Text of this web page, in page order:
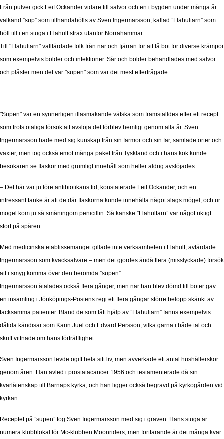
Från pulver gick Leif Ockander vidare till salvor och en i bygden under många år
välkänd ”sup” som tillhandahölls av Sven Ingermarsson, kallad ”Flahultarn” som
höll till i en stuga i Flahult strax utanför Norrahammar.
Till "Flahultarn" vallfärdade folk från när och fjärran för att få bot för diverse krämpor
som exempelvis bölder och infektioner. Sår och bölder behandlades med salvor
och plåster men det var "supen" som var det mest efterfrågade.
"Supen" var en synnerligen illasmakande vätska som framställdes efter ett recept
som trots otaliga försök att avslöja det förblev hemligt genom alla år. Sven
Ingermarsson hade med sig kunskap från sin farmor och sin far, samlade örter och
växter, men tog också emot många paket från Tyskland och i hans kök kunde
besökaren se flaskor med grumligt innehåll som heller aldrig avslöjades.
– Det här var ju före antibiotikans tid, konstaterade Leif Ockander, och en
intressant tanke är att de där flaskorna kunde innehålla något slags mögel, och ur
mögel kom ju så småningom penicillin. Så kanske ”Flahultarn” var något riktigt
stort på spåren…
Med medicinska etablissemanget gillade inte verksamheten i Flahult, avfärdade
Ingermarsson som kvacksalvare – men det gjordes ändå flera (misslyckade) försök
att i smyg komma över den berömda ”supen”.
Ingermarsson åtalades också flera gånger, men när han blev dömd till böter gav
en insamling i Jönköpings-Postens regi ett flera gångar större belopp skänkt av
tacksamma patienter. Bland de som fått hjälp av ”Flahultarn” fanns exempelvis
dåtida kändisar som Karin Juel och Edvard Persson, vilka gärna i både tal och
skrift vittnade om hans förträfflighet.
Sven Ingermarsson levde ogift hela sitt liv, men avverkade ett antal hushållerskor
genom åren. Han avled i prostatacancer 1956 och testamenterade då sin
kvarlåtenskap till Barnaps kyrka, och han ligger också begravd på kyrkogården vid
kyrkan.
Receptet på ”supen” tog Sven Ingermarsson med sig i graven. Hans stuga är
numera klubblokal för Mc-klubben Moonriders, men fortfarande är det många kvar